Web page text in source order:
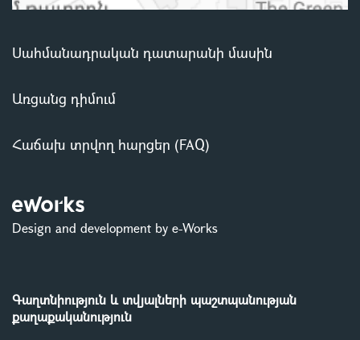
Սահմանադրական դատարանի մասին
Առցանց դիմում
Հաճախ տրվող հարցեր (FAQ)
Design and development by e-Works
Գաղտնիություն և տվյալների պաշտպանության
քաղաքականություն